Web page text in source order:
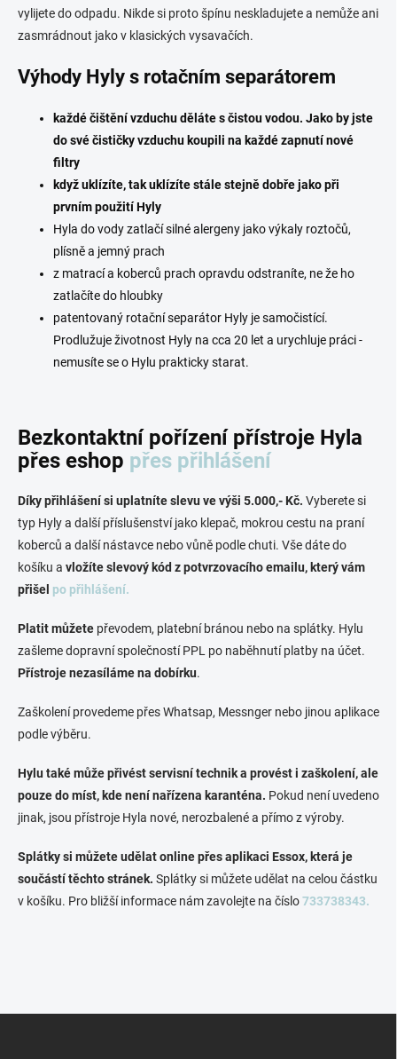
vylijete do odpadu. Nikde si proto špínu neskladujete a nemůže ani
zasmrádnout jako v klasických vysavačích.
Výhody Hyly s rotačním separátorem
každé čištění vzduchu děláte s čistou vodou. Jako by jste
do své čističky vzduchu koupili na každé zapnutí nové
filtry
když uklízíte, tak uklízíte stále stejně dobře jako při
prvním použití Hyly
Hyla do vody zatlačí silné alergeny jako výkaly roztočů,
plísně a jemný prach
z matrací a koberců prach opravdu odstraníte, ne že ho
zatlačíte do hloubky
patentovaný rotační separátor Hyly je samočistící.
Prodlužuje životnost Hyly na cca 20 let a urychluje práci -
nemusíte se o Hylu prakticky starat.
Bezkontaktní pořízení přístroje Hyla
přes eshop přes přihlášení
Díky přihlášení si uplatníte slevu ve výši 5.000,- Kč. Vyberete si
typ Hyly a další příslušenství jako klepač, mokrou cestu na praní
koberců a další nástavce nebo vůně podle chuti. Vše dáte do
košíku a vložíte slevový kód z potvrzovacího emailu, který vám
přišel po přihlášení.
Platit můžete převodem, platební bránou nebo na splátky. Hylu
zašleme dopravní společností PPL po naběhnutí platby na účet.
Přístroje nezasíláme na dobírku.
Zaškolení provedeme přes Whatsap, Messnger nebo jinou aplikace
podle výběru.
Hylu také může přivést servisní technik a provést i zaškolení, ale
pouze do míst, kde není nařízena karanténa. Pokud není uvedeno
jinak, jsou přístroje Hyla nové, nerozbalené a přímo z výroby.
Splátky si můžete udělat online přes aplikaci Essox, která je
součástí těchto stránek. Splátky si můžete udělat na celou částku
v košíku. Pro bližší informace nám zavolejte na číslo733738343.